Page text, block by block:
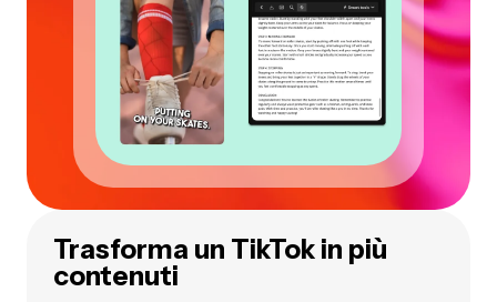
Trasforma un TikTok in più
contenuti